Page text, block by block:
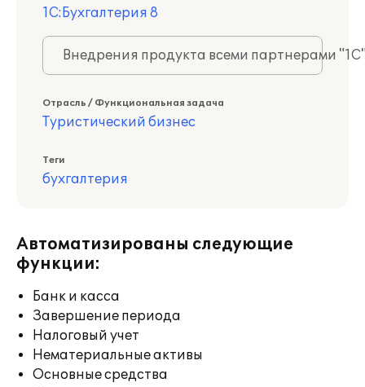
1С:Бухгалтерия 8
Внедрения продукта всеми партнерами
Отрасль / Функциональная задача
Туристический бизнес
Теги
бухгалтерия
Автоматизированы следующие
функции:
Банк и касса
Завершение периода
Налоговый учет
Нематериальные активы
Основные средства